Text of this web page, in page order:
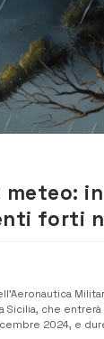
forti
che
2024, e